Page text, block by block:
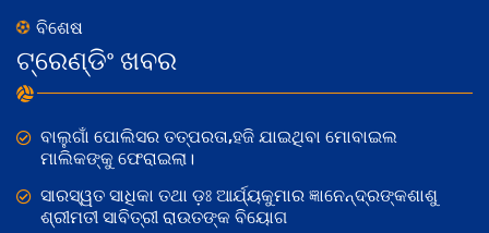
ବିଶେଷ
ଟ୍ରେଣ୍ଡିଂ ଖବର
ବାଲୁଗାଁ ପୋଲିସର ତତ୍‌ପରତା,ହଜି ଯାଇଥିବା ମୋବାଇଲ
ମାଲିକଙ୍କୁ ଫେରାଇଲା।
ସାରସ୍ୱତ ସାଧିକା ତଥା ଡ଼ଃ ଆର୍ଯ୍ୟକୁମାର ଜ୍ଞାନେନ୍ଦ୍ରଙ୍କଶାଶୁ
ଶ୍ରୀମତୀ ସାବିତ୍ରୀ ରାଉତଙ୍କ ବିୟୋଗ